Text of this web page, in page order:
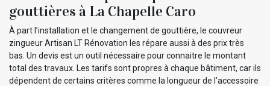
gouttières à La Chapelle Caro
À part l’installation et le changement de gouttière, le couvreur
zingueur Artisan LT Rénovation les répare aussi à des prix très
bas. Un devis est un outil nécessaire pour connaitre le montant
total des travaux. Les tarifs sont propres à chaque bâtiment, car ils
dépendent de certains critères comme la longueur de l’accessoire